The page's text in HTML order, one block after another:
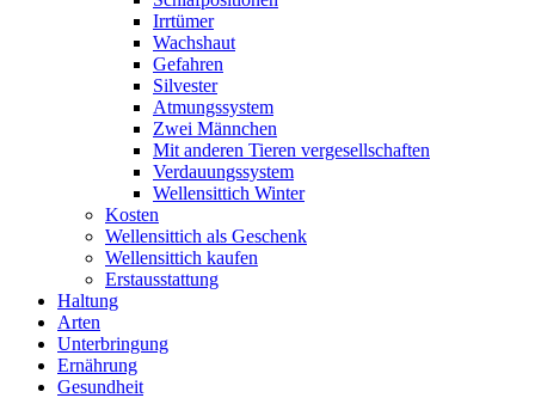
Irrtümer
Wachshaut
Gefahren
Silvester
Atmungssystem
Zwei Männchen
Mit anderen Tieren vergesellschaften
Verdauungssystem
Wellensittich Winter
Kosten
Wellensittich als Geschenk
Wellensittich kaufen
Erstausstattung
Haltung
Arten
Unterbringung
Ernährung
Gesundheit